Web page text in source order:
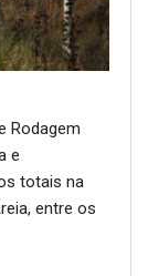
Rodagem
e
totais na
entre os